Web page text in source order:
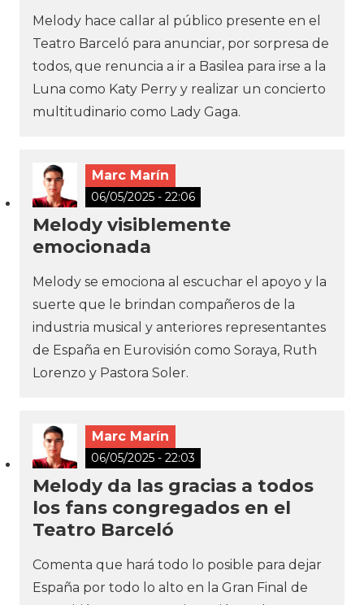
Melody hace callar al público presente en el
Teatro Barceló para anunciar, por sorpresa de
todos, que renuncia a ir a Basilea para irse a la
Luna como Katy Perry y realizar un concierto
multitudinario como Lady Gaga.
Marc Marín
06/05/2025 - 22:06
Melody visiblemente
emocionada
Melody se emociona al escuchar el apoyo y la
suerte que le brindan compañeros de la
industria musical y anteriores representantes
de España en Eurovisión como Soraya, Ruth
Lorenzo y Pastora Soler.
Marc Marín
06/05/2025 - 22:03
Melody da las gracias a todos
los fans congregados en el
Teatro Barceló
Comenta que hará todo lo posible para dejar
España por todo lo alto en la Gran Final de